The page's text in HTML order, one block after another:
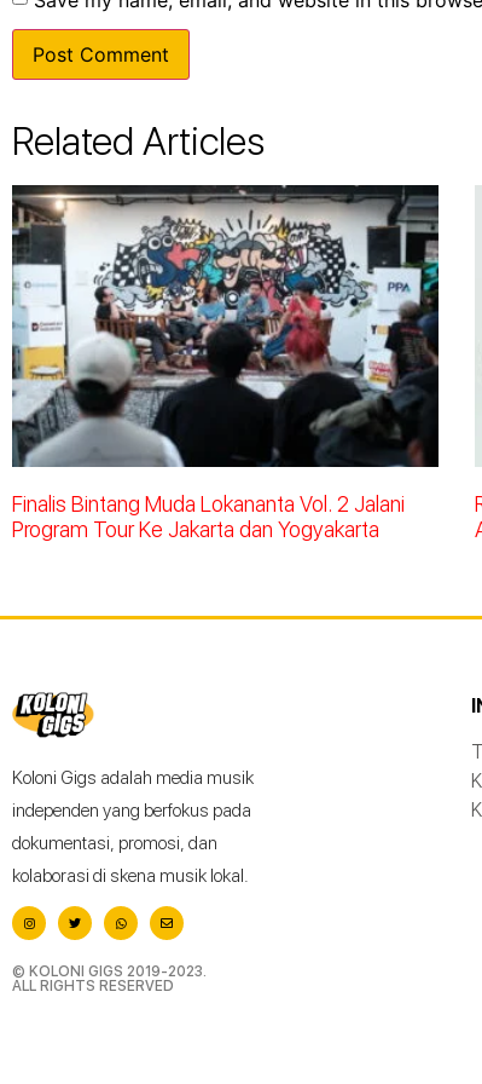
Related Articles
Finalis Bintang Muda Lokananta Vol. 2 Jalani
Program Tour Ke Jakarta dan Yogyakarta
Koloni Gigs adalah media musik
independen yang berfokus pada
dokumentasi, promosi, dan
kolaborasi di skena musik lokal.
© KOLONI GIGS 2019-2023.
ALL RIGHTS RESERVED